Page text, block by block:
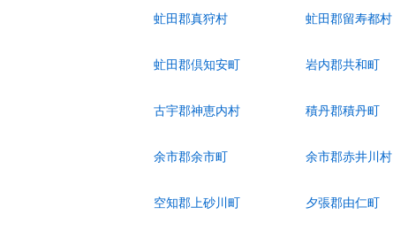
虻田郡真狩村 虻田郡留寿都村
虻田郡倶知安町 岩内郡共和町
古宇郡神恵内村 積丹郡積丹町
余市郡余市町 余市郡赤井川村
空知郡上砂川町 夕張郡由仁町